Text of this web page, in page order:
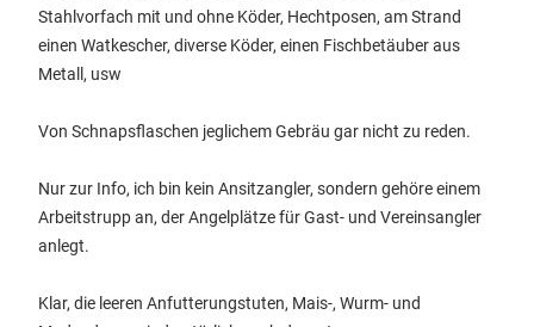
Stahlvorfach mit und ohne Köder, Hechtposen, am Strand
einen Watkescher, diverse Köder, einen Fischbetäuber aus
Metall, usw
Von Schnapsflaschen jeglichem Gebräu gar nicht zu reden.
Nur zur Info, ich bin kein Ansitzangler, sondern gehöre einem
Arbeitstrupp an, der Angelplätze für Gast- und Vereinsangler
anlegt.
Klar, die leeren Anfutterungstuten, Mais-, Wurm- und